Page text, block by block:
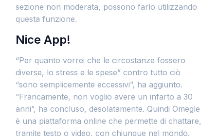
sezione non moderata, possono farlo utilizzando
questa funzione.
Nice App!
“Per quanto vorrei che le circostanze fossero
diverse, lo stress e le spese” contro tutto ciò
“sono semplicemente eccessivi”, ha aggiunto.
“Francamente, non voglio avere un infarto a 30
anni”, ha concluso, desolatamente. Quindi Omegle
è una piattaforma online che permette di chattare,
tramite testo o video, con chiunque nel mondo.